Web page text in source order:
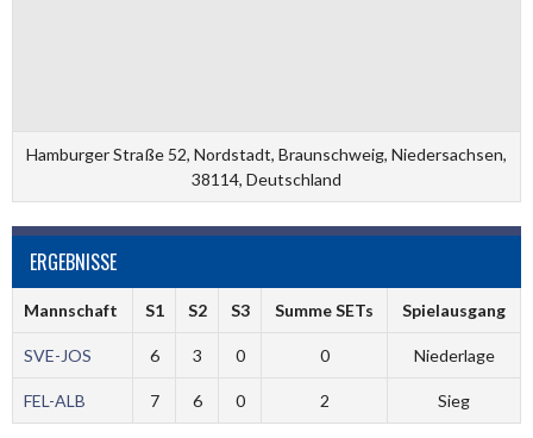
Hamburger Straße 52, Nordstadt, Braunschweig, Niedersachsen,
38114, Deutschland
ERGEBNISSE
Mannschaft S1 S2 S3 Summe SETs Spielausgang
SVE-JOS 6 3 0 0 Niederlage
FEL-ALB 7 6 0 2 Sieg